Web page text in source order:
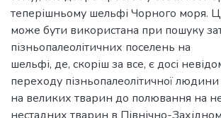
теперішньому шельфі Чорного моря.
може бути використана при пошуку
пізньопалеолітичних поселень на
шельфі, де, скоріш за все, є досі
переходу пізньопалеолітичної
на великих тварин до полювання на